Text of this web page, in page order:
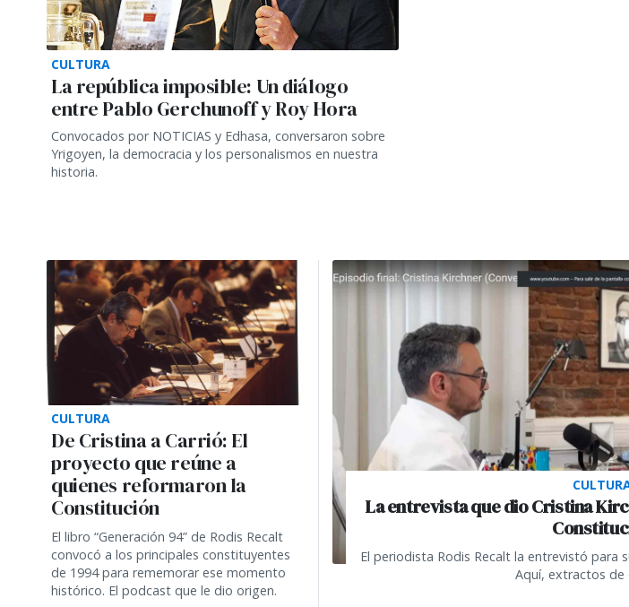
CULTURA
La república imposible: Un diálogo
entre Pablo Gerchunoff y Roy Hora
Convocados por NOTICIAS y Edhasa, conversaron sobre
Yrigoyen, la democracia y los personalismos en nuestra
historia.
CULTURA
De Cristina a Carrió: El
proyecto que reúne a
quienes reformaron la
Constitución
El libro “Generación 94” de Rodis Recalt
convocó a los principales constituyentes
de 1994 para rememorar ese momento
histórico. El podcast que le dio origen.
La entrevista que dio Cristina
El periodista Rodis Recalt la entrevistó para
Aquí, extractos de